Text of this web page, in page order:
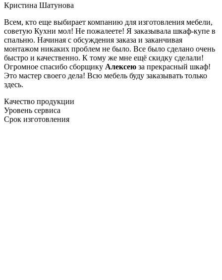
Кристина Шатунова
Всем, кто еще выбирает компанию для изготовления мебели,
советую Кухни мол! Не пожалеете! Я заказывала шкаф-купе в
спальню. Начиная с обсуждения заказа и заканчивая
монтажом никаких проблем не было. Все было сделано очень
быстро и качественно. К тому же мне ещё скидку сделали!
Огромное спасибо сборщику Алексею за прекрасный шкаф!
Это мастер своего дела! Всю мебель буду заказывать только
здесь.
Качество продукции
Уровень сервиса
Срок изготовления